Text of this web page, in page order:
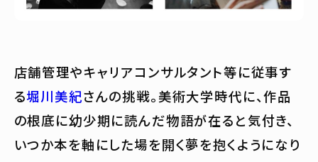
店舗管理やキャリアコンサルタント等に従事す
る堀川美紀さんの挑戦。美術大学時代に、作品
の根底に幼少期に読んだ物語が在ると気付き、
いつか本を軸にした場を開く夢を抱くようになり